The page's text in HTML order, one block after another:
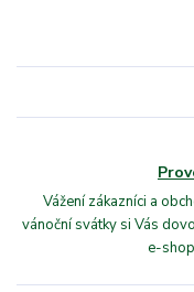
Vážení zákazníci a
vánoční svátky si Vás
e-